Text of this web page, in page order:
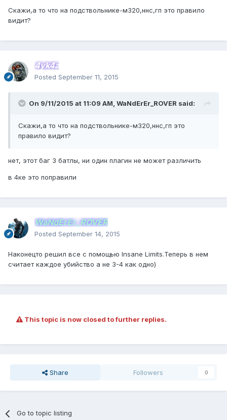
Скажи,а то что на подствольнике-м320,ннс,гп это правило
видит?
4yk4a
Posted September 11, 2015
On 9/11/2015 at 11:09 AM, WaNdErEr_ROVER said:
Скажи,а то что на подствольнике-м320,ннс,гп это
правило видит?
нет, этот баг 3 батлы, ни один плагин не может различить
в 4ке это поправили
WaNdErEr_ROVER
Posted September 14, 2015
Наконецто решил все с помощью Insane Limits.Теперь в нем
считает каждое убийство а не 3-4 как одно)
This topic is now closed to further replies.
Share Followers 0
Go to topic listing